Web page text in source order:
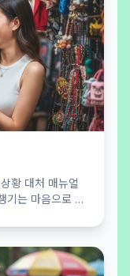
황 대처 매뉴얼
기는 마음으로 당